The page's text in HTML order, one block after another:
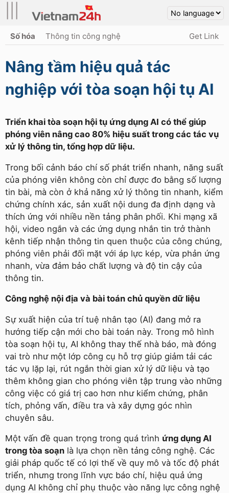
Số hóa Thông tin công nghệ Get Link
Nâng tầm hiệu quả tác
nghiệp với tòa soạn hội tụ AI
Triển khai tòa soạn hội tụ ứng dụng AI có thể giúp
phóng viên nâng cao 80% hiệu suất trong các tác vụ
xử lý thông tin, tổng hợp dữ liệu.
Trong bối cảnh báo chí số phát triển nhanh, năng suất
của phóng viên không còn chỉ được đo bằng số lượng
tin bài, mà còn ở khả năng xử lý thông tin nhanh, kiểm
chứng chính xác, sản xuất nội dung đa định dạng và
thích ứng với nhiều nền tảng phân phối. Khi mạng xã
hội, video ngắn và các ứng dụng nhắn tin trở thành
kênh tiếp nhận thông tin quen thuộc của công chúng,
phóng viên phải đối mặt với áp lực kép, vừa phản ứng
nhanh, vừa đảm bảo chất lượng và độ tin cậy của
thông tin.
Công nghệ nội địa và bài toán chủ quyền dữ liệu
Sự xuất hiện của trí tuệ nhân tạo (AI) đang mở ra
hướng tiếp cận mới cho bài toán này. Trong mô hình
tòa soạn hội tụ, AI không thay thế nhà báo, mà đóng
vai trò như một lớp công cụ hỗ trợ giúp giảm tải các
tác vụ lặp lại, rút ngắn thời gian xử lý dữ liệu và tạo
thêm không gian cho phóng viên tập trung vào những
công việc có giá trị cao hơn như kiểm chứng, phân
tích, phỏng vấn, điều tra và xây dựng góc nhìn
chuyên sâu.
Một vấn đề quan trọng trong quá trình ứng dụng AI
trong tòa soạn là lựa chọn nền tảng công nghệ. Các
giải pháp quốc tế có lợi thế về quy mô và tốc độ phát
triển, nhưng trong lĩnh vực báo chí, hiệu quả ứng
dụng AI không chỉ phụ thuộc vào năng lực công nghệ